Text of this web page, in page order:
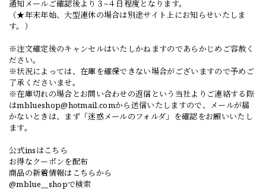
通知メールご確認後より３~４日程度となります。
（★年末年始、大型連休の場合は別途サイト上にお知らせいたしま
す。）
※注文確定後のキャンセルはいたしかねますのであらかじめご容赦く
ださい。
※状況によっては、在庫を確保できない場合がございますので予めご
了承くださいませ。
※在庫切れの場合とお問い合わせの返信という当社よりご連絡する際
はmblueshop@hotmail.comから送信いたしますので、メールが届
かないときは、まず「迷惑メールのフォルダ」を確認をお願いいたし
ます。
公式insはこちら
お得なクーポンを配布
商品の新着情報はこちらから
@mblue__shopで検索